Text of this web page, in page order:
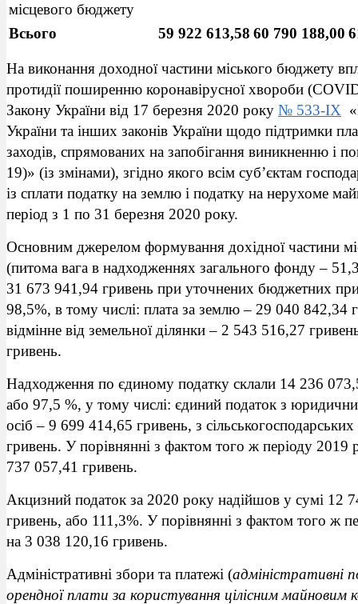
місцевого бюджету
Всього
59 922 613,58 60 790 188,00
На виконання доходної частини міського бюджету
протидії поширенню коронавірусної хвороби
Закону України від 17 березня 2020 року № 533-IX
України та інших законів України щодо підтримки
заходів, спрямованих на запобігання виникненню і
19)» (із змінами), згідно якого всім суб’єктам
із сплати податку на землю і податку на нерухоме
період з 1 по 31 березня 2020 року.
Основним джерелом формування дохідної частини
(питома вага в надходженнях загального фонду –
31 673 941,94 гривень при уточнених бюджетних
98,5%, в тому числі: плата за землю – 29 040 842,34
відмінне від земельної ділянки – 2 543 516,27
гривень.
Надходження по єдиному податку склали 14 236
або 97,5 %, у тому числі: єдиний податок з
осіб – 9 699 414,65 гривень, з
гривень. У порівнянні з фактом того ж періоду
737 057,41 гривень.
Акцизний податок за 2020 року надійшов у сумі 12
гривень, або 111,3%. У порівнянні з фактом того ж
на 3 038 120,16 гривень.
Адміністративні збори та платежі (адміністративні
орендної плати за користування цілісним майновим